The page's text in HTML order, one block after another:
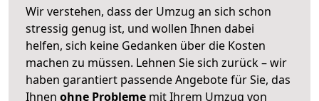
Wir verstehen, dass der Umzug an sich schon
stressig genug ist, und wollen Ihnen dabei
helfen, sich keine Gedanken über die Kosten
machen zu müssen. Lehnen Sie sich zurück – wir
haben garantiert passende Angebote für Sie, das
Ihnen ohne Probleme mit Ihrem Umzug von